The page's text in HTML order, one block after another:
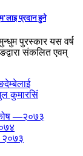
प्रदान हुने
पुरस्कार यस वर्ष
संकलित एवम्
कुमारसिं
—२०७३
२०७३